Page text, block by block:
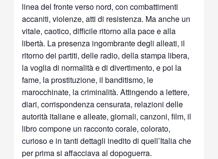
linea del fronte verso nord, con combattimenti
accaniti, violenze, atti di resistenza. Ma anche un
vitale, caotico, difficile ritorno alla pace e alla
libertà. La presenza ingombrante degli alleati, il
ritorno dei partiti, delle radio, della stampa libera,
la voglia di normalità e di divertimento, e poi la
fame, la prostituzione, il banditismo, le
marocchinate, la criminalità. Attingendo a lettere,
diari, corrispondenza censurata, relazioni delle
autorità italiane e alleate, giornali, canzoni, film, il
libro compone un racconto corale, colorato,
curioso e in tanti dettagli inedito di quell’Italia che
per prima si affacciava al dopoguerra.